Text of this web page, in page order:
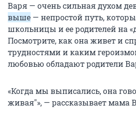
Варя — очень сильная духом
выше — непростой путь,
школьницы и ее родителей на
Посмотрите, как она живет и
трудностями и каким
любовью обладают родители
«Когда мы выписались, она
живая"», — рассказывает мама